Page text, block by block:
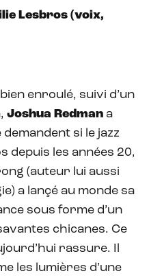
Lesbros (voix,
enroulé, suivi d’un
Joshua Redman a
si le jazz
depuis les années 20,
(auteur lui aussi
a lançé au monde sa
sous forme d’un
chicanes. Ce
rassure. Il
les lumières d’une